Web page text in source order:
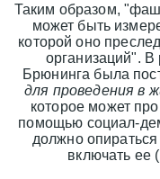
Таким образом,
может быть
которой оно
организаций". В
Брюнинга была
для проведения в
которое может
помощью социал-
должно
включать ее